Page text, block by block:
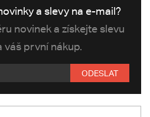
a slevy na e-mail?
novinek a získejte slevu
váš první nákup.
ODESLAT